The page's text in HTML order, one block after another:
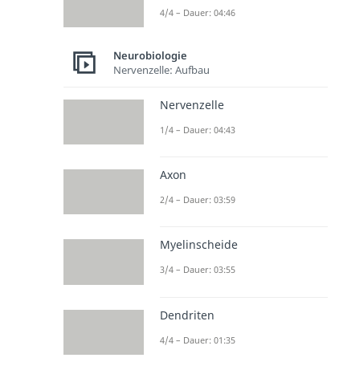
4/4 – Dauer: 04:46
Neurobiologie
Nervenzelle: Aufbau
Nervenzelle
1/4 – Dauer: 04:43
Axon
2/4 – Dauer: 03:59
Myelinscheide
3/4 – Dauer: 03:55
Dendriten
4/4 – Dauer: 01:35